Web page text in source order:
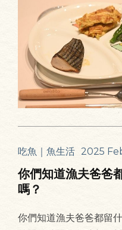
吃魚｜魚生活 2025
你們知道漁夫爸爸
嗎？
你們知道漁夫爸爸都留